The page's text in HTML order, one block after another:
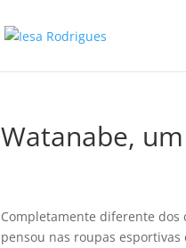
Watanabe,
Completamente diferente dos
pensou nas roupas